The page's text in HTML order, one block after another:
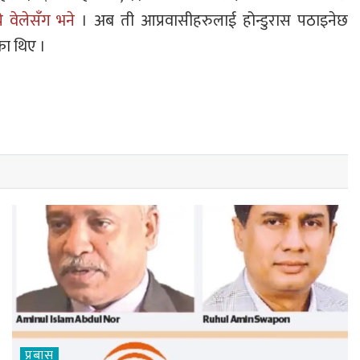
वेलेसँग भने । अब ती आप्रवासीहरुलाई होन्डुरास पठाइनेछ
थिए ।